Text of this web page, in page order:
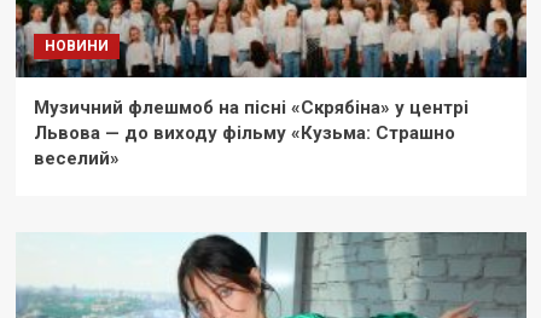
НОВИНИ
Музичний флешмоб на пісні «Скрябіна» у центрі
Львова — до виходу фільму «Кузьма: Страшно
веселий»